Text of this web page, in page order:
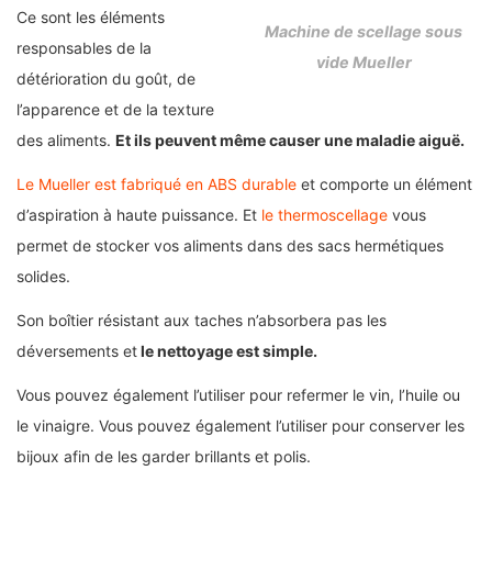
Machine de scellage sous
vide Mueller
Ce sont les éléments
responsables de la
détérioration du goût, de
l’apparence et de la texture
des aliments. Et ils peuvent même causer une maladie aiguë.
Le Mueller est fabriqué en ABS durable et comporte un élément
d’aspiration à haute puissance. Et le thermoscellage vous
permet de stocker vos aliments dans des sacs hermétiques
solides.
Son boîtier résistant aux taches n’absorbera pas les
déversements etle nettoyage est simple.
Vous pouvez également l’utiliser pour refermer le vin, l’huile ou
le vinaigre. Vous pouvez également l’utiliser pour conserver les
bijoux afin de les garder brillants et polis.